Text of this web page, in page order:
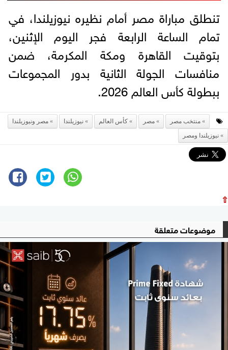
تنطلق مباراة مصر أمام نظيره نيوزيلندا، في
تمام الساعة الرابعة فجر اليوم الإثنين،
بتوقيت القاهرة ومكة المكرمة، ضمن
منافسات الجولة الثانية بدور المجموعات
ببطولة كأس العالم 2026.
منتخب مصر مصر كأس العالم نيوزيلندا
مصر ونيوزيلندا
نيوزيلندا ومصر
⇧
موضوعات متعلقة